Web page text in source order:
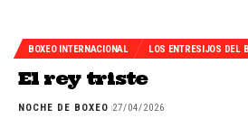
BOXEO INTERNACIONAL LOS ENTRESIJOS DEL
El rey triste
NOCHE DE BOXEO 27/04/2026